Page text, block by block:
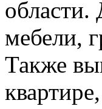
области.
мебели,
Также